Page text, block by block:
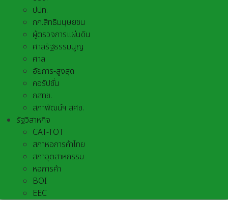
ปปท.
กก.สิทธิมนุษยชน
ผู้ตรวจการแผ่นดิน
ศาลรัฐธรรมนูญ
ศาล
อัยการ-สูงสุด
คอรัปชั่น
กสทช.
สภาพัฒน์ฯ สศช.
รัฐวิสาหกิจ
CAT-TOT
สภาหอการค้าไทย
สภาอุตสาหกรรม
หอการค้า
BOI
EEC